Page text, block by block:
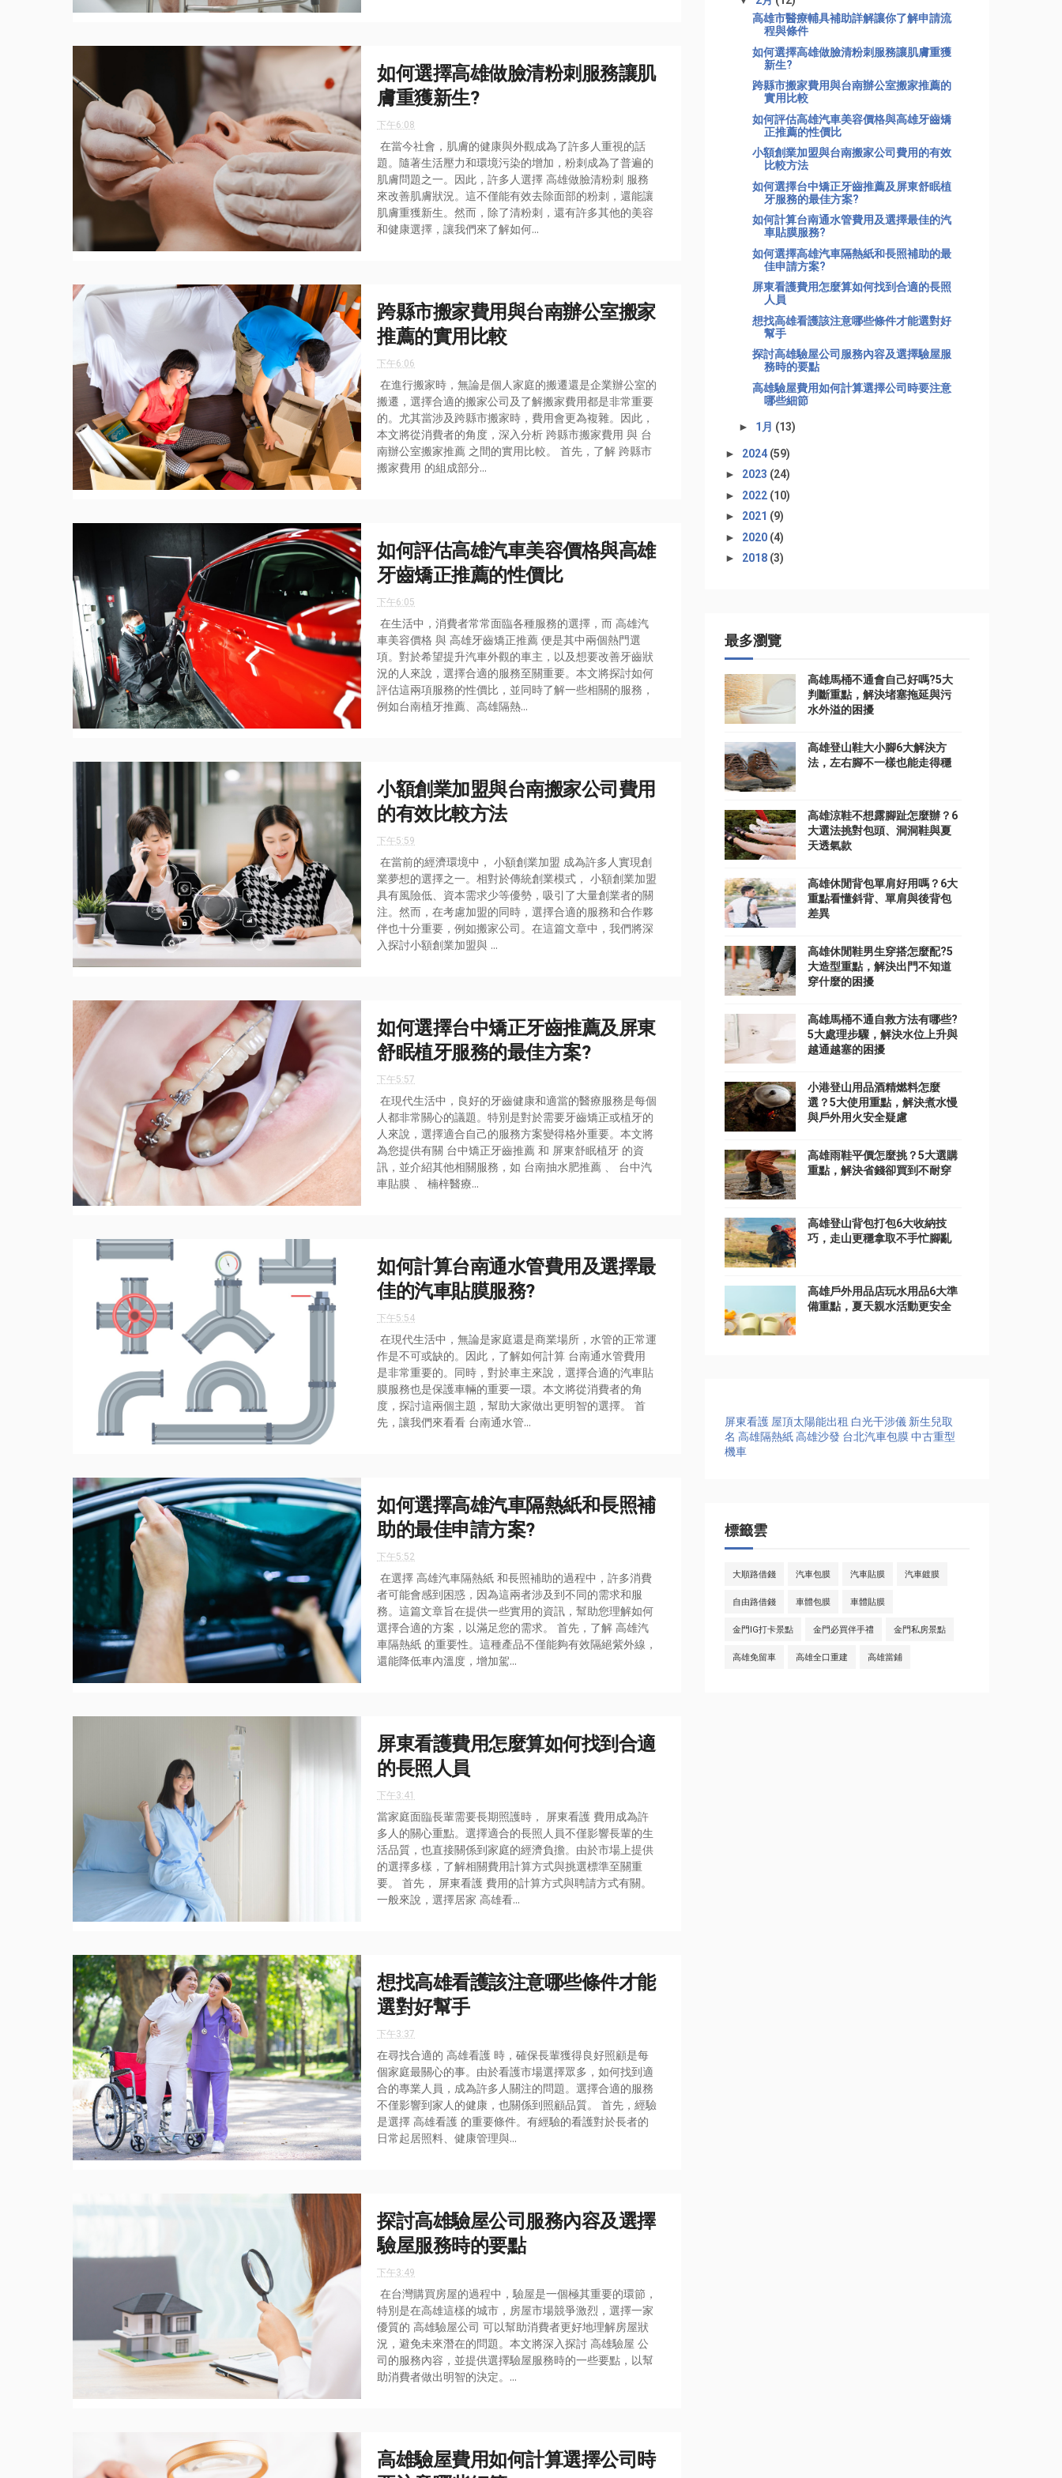
如何選擇高雄做臉清粉刺服務讓肌
膚重獲新生?
下午6:08
在當今社會，肌膚的健康與外觀成為了許多人重視的話
題。隨著生活壓力和環境污染的增加，粉刺成為了普遍的
肌膚問題之一。因此，許多人選擇 高雄做臉清粉刺 服務
來改善肌膚狀況。這不僅能有效去除面部的粉刺，還能讓
肌膚重獲新生。然而，除了清粉刺，還有許多其他的美容
和健康選擇，讓我們來了解如何...
跨縣市搬家費用與台南辦公室搬家
推薦的實用比較
下午6:06
在進行搬家時，無論是個人家庭的搬遷還是企業辦公室的
搬遷，選擇合適的搬家公司及了解搬家費用都是非常重要
的。尤其當涉及跨縣市搬家時，費用會更為複雜。因此，
本文將從消費者的角度，深入分析 跨縣市搬家費用 與 台
南辦公室搬家推薦 之間的實用比較。 首先，了解 跨縣市
搬家費用 的組成部分...
如何評估高雄汽車美容價格與高雄
牙齒矯正推薦的性價比
下午6:05
在生活中，消費者常常面臨各種服務的選擇，而 高雄汽
車美容價格 與 高雄牙齒矯正推薦 便是其中兩個熱門選
項。對於希望提升汽車外觀的車主，以及想要改善牙齒狀
況的人來說，選擇合適的服務至關重要。本文將探討如何
評估這兩項服務的性價比，並同時了解一些相關的服務，
例如台南植牙推薦、高雄隔熱...
小額創業加盟與台南搬家公司費用
的有效比較方法
下午5:59
在當前的經濟環境中， 小額創業加盟 成為許多人實現創
業夢想的選擇之一。相對於傳統創業模式， 小額創業加盟
具有風險低、資本需求少等優勢，吸引了大量創業者的關
注。然而，在考慮加盟的同時，選擇合適的服務和合作夥
伴也十分重要，例如搬家公司。在這篇文章中，我們將深
入探討小額創業加盟與 ...
如何選擇台中矯正牙齒推薦及屏東
舒眠植牙服務的最佳方案?
下午5:57
在現代生活中，良好的牙齒健康和適當的醫療服務是每個
人都非常關心的議題。特別是對於需要牙齒矯正或植牙的
人來說，選擇適合自己的服務方案變得格外重要。本文將
為您提供有關 台中矯正牙齒推薦 和 屏東舒眠植牙 的資
訊，並介紹其他相關服務，如 台南抽水肥推薦 、 台中汽
車貼膜 、 楠梓醫療...
如何計算台南通水管費用及選擇最
佳的汽車貼膜服務?
下午5:54
在現代生活中，無論是家庭還是商業場所，水管的正常運
作是不可或缺的。因此，了解如何計算 台南通水管費用
是非常重要的。同時，對於車主來說，選擇合適的汽車貼
膜服務也是保護車輛的重要一環。本文將從消費者的角
度，探討這兩個主題，幫助大家做出更明智的選擇。 首
先，讓我們來看看 台南通水管...
如何選擇高雄汽車隔熱紙和長照補
助的最佳申請方案?
下午5:52
在選擇 高雄汽車隔熱紙 和長照補助的過程中，許多消費
者可能會感到困惑，因為這兩者涉及到不同的需求和服
務。這篇文章旨在提供一些實用的資訊，幫助您理解如何
選擇合適的方案，以滿足您的需求。 首先，了解 高雄汽
車隔熱紙 的重要性。這種產品不僅能夠有效隔絕紫外線，
還能降低車內溫度，增加駕...
屏東看護費用怎麼算如何找到合適
的長照人員
下午3:41
當家庭面臨長輩需要長期照護時， 屏東看護 費用成為許
多人的關心重點。選擇適合的長照人員不僅影響長輩的生
活品質，也直接關係到家庭的經濟負擔。由於市場上提供
的選擇多樣，了解相關費用計算方式與挑選標準至關重
要。 首先， 屏東看護 費用的計算方式與聘請方式有關。
一般來說，選擇居家 高雄看...
想找高雄看護該注意哪些條件才能
選對好幫手
下午3:37
在尋找合適的 高雄看護 時，確保長輩獲得良好照顧是每
個家庭最關心的事。由於看護市場選擇眾多，如何找到適
合的專業人員，成為許多人關注的問題。選擇合適的服務
不僅影響到家人的健康，也關係到照顧品質。 首先，經驗
是選擇 高雄看護 的重要條件。有經驗的看護對於長者的
日常起居照料、健康管理與...
探討高雄驗屋公司服務內容及選擇
驗屋服務時的要點
下午3:49
在台灣購買房屋的過程中，驗屋是一個極其重要的環節，
特別是在高雄這樣的城市，房屋市場競爭激烈，選擇一家
優質的 高雄驗屋公司 可以幫助消費者更好地理解房屋狀
況，避免未來潛在的問題。本文將深入探討 高雄驗屋 公
司的服務內容，並提供選擇驗屋服務時的一些要點，以幫
助消費者做出明智的決定。...
高雄驗屋費用如何計算選擇公司時
高雄市醫療輔具補助詳解讓你了解申請流
程與條件
如何選擇高雄做臉清粉刺服務讓肌膚重獲
新生?
跨縣市搬家費用與台南辦公室搬家推薦的
實用比較
如何評估高雄汽車美容價格與高雄牙齒矯
正推薦的性價比
小額創業加盟與台南搬家公司費用的有效
比較方法
如何選擇台中矯正牙齒推薦及屏東舒眠植
牙服務的最佳方案?
如何計算台南通水管費用及選擇最佳的汽
車貼膜服務?
如何選擇高雄汽車隔熱紙和長照補助的最
佳申請方案?
屏東看護費用怎麼算如何找到合適的長照
人員
想找高雄看護該注意哪些條件才能選對好
幫手
探討高雄驗屋公司服務內容及選擇驗屋服
務時的要點
高雄驗屋費用如何計算選擇公司時要注意
哪些細節
► 1月 (13)
► 2024 (59)
► 2023 (24)
► 2022 (10)
► 2021 (9)
► 2020 (4)
► 2018 (3)
最多瀏覽
高雄馬桶不通會自己好嗎?5大
判斷重點，解決堵塞拖延與污
水外溢的困擾
高雄登山鞋大小腳6大解決方
法，左右腳不一樣也能走得穩
高雄涼鞋不想露腳趾怎麼辦？6
大選法挑對包頭、洞洞鞋與夏
天透氣款
高雄休閒背包單肩好用嗎？6大
重點看懂斜背、單肩與後背包
差異
高雄休閒鞋男生穿搭怎麼配?5
大造型重點，解決出門不知道
穿什麼的困擾
高雄馬桶不通自救方法有哪些?
5大處理步驟，解決水位上升與
越通越塞的困擾
小港登山用品酒精燃料怎麼
選？5大使用重點，解決煮水慢
與戶外用火安全疑慮
高雄雨鞋平價怎麼挑？5大選購
重點，解決省錢卻買到不耐穿
高雄登山背包打包6大收納技
巧，走山更穩拿取不手忙腳亂
高雄戶外用品店玩水用品6大準
備重點，夏天親水活動更安全
屏東看護 屋頂太陽能出租 白光干涉儀 新生兒取
名 高雄隔熱紙高雄沙發 台北汽車包膜中古重型
機車
標籤雲
大順路借錢 汽車包膜 汽車貼膜 汽車鍍膜
自由路借錢 車體包膜 車體貼膜
金門IG打卡景點 金門必買伴手禮 金門私房景點
高雄免留車 高雄全口重建 高雄當鋪